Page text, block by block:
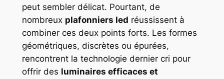
peut sembler délicat. Pourtant, de
nombreux plafonniers led réussissent à
combiner ces deux points forts. Les formes
géométriques, discrètes ou épurées,
rencontrent la technologie dernier cri pour
offrir des luminaires efficaces et